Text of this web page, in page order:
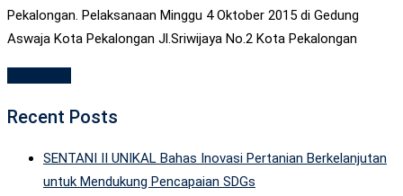
Pekalongan. Pelaksanaan Minggu 4 Oktober 2015 di Gedung
Aswaja Kota Pekalongan Jl.Sriwijaya No.2 Kota Pekalongan
Recent Posts
SENTANI II UNIKAL Bahas Inovasi Pertanian Berkelanjutan
untuk Mendukung Pencapaian SDGs